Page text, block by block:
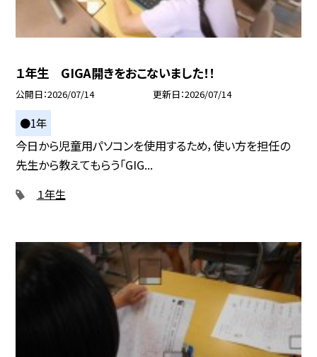
１年生 GIGA開きをおこないました！！
公開日 2026/07/14 更新日 2026/07/14
●1年
今日から児童用パソコンを使用するため，使い方を担任の
先生から教えてもらう「GIG...
１年生